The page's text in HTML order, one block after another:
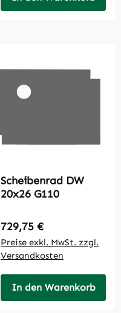
Scheibenrad DW
20x26 G110
Regulärer Preis:
729,75 €
Preise exkl. MwSt. zzgl.
Versandkosten
In den Warenkorb